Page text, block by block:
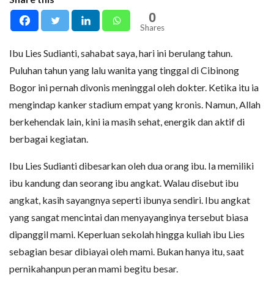
0
Shares
Ibu Lies Sudianti, sahabat saya, hari ini berulang tahun.
Puluhan tahun yang lalu wanita yang tinggal di Cibinong
Bogor ini pernah divonis meninggal oleh dokter. Ketika itu ia
mengindap kanker stadium empat yang kronis. Namun, Allah
berkehendak lain, kini ia masih sehat, energik dan aktif di
berbagai kegiatan.
Ibu Lies Sudianti dibesarkan oleh dua orang ibu. Ia memiliki
ibu kandung dan seorang ibu angkat. Walau disebut ibu
angkat, kasih sayangnya seperti ibunya sendiri. Ibu angkat
yang sangat mencintai dan menyayanginya tersebut biasa
dipanggil mami. Keperluan sekolah hingga kuliah ibu Lies
sebagian besar dibiayai oleh mami. Bukan hanya itu, saat
pernikahanpun peran mami begitu besar.